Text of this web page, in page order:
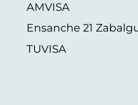
AMVISA
Ensanche 21
TUVISA